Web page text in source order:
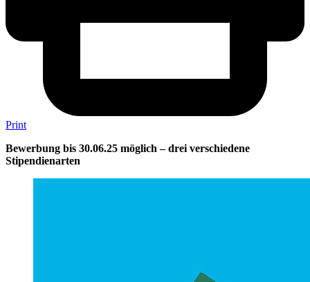
Print
Bewerbung bis 30.06.25 möglich – drei verschiedene
Stipendienarten